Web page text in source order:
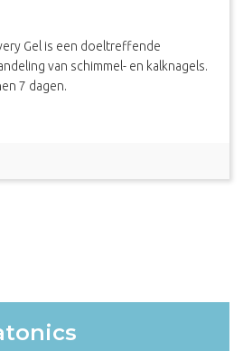
Gel is een doeltreffende
van schimmel- en kalknagels.
7 dagen.
– Nail Recovery Gel